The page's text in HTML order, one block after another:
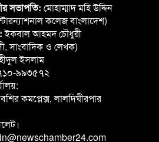
সভাপতি: মোহাম্মাদ মহি উদ্দিন
কলেজ বাংলাদেশ)
ইকবাল আহমদ চৌধুরী
সাংবাদিক ও লেখক)
ইসলাম
৯৯৩৫৭২
কমপ্লেক্স, লালদিঘীরপার